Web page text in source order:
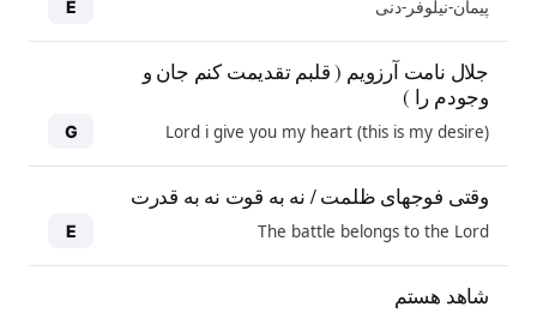
پیمان-نیلوفر-دنی E
جلال نامت آرزویم ( قلبم تقدیمت کنم جان و
وجودم را )
Lord i give you my heart (this is my desire)
G
وقتی فوجهای ظلمت / نه به قوت نه به قدرت
The battle belongs to the Lord
E
شاهد هستم